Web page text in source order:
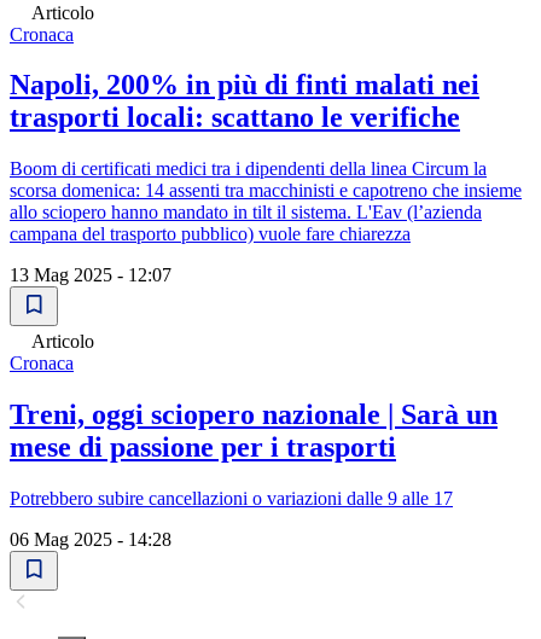
Articolo
Cronaca
Napoli, 200% in più di finti malati nei
trasporti locali: scattano le verifiche
Boom di certificati medici tra i dipendenti della linea Circum la
scorsa domenica: 14 assenti tra macchinisti e capotreno che insieme
allo sciopero hanno mandato in tilt il sistema. L'Eav (l’azienda
campana del trasporto pubblico) vuole fare chiarezza
13 Mag 2025 - 12:07
Articolo
Cronaca
Treni, oggi sciopero nazionale | Sarà un
mese di passione per i trasporti
Potrebbero subire cancellazioni o variazioni dalle 9 alle 17
06 Mag 2025 - 14:28